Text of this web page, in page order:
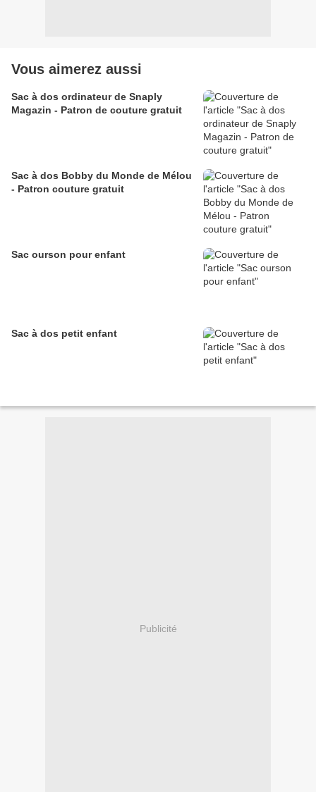
Vous aimerez aussi
Sac à dos ordinateur de Snaply
Magazin - Patron de couture gratuit
Sac à dos Bobby du Monde de Mélou
- Patron couture gratuit
Sac ourson pour enfant
Sac à dos petit enfant
Publicité